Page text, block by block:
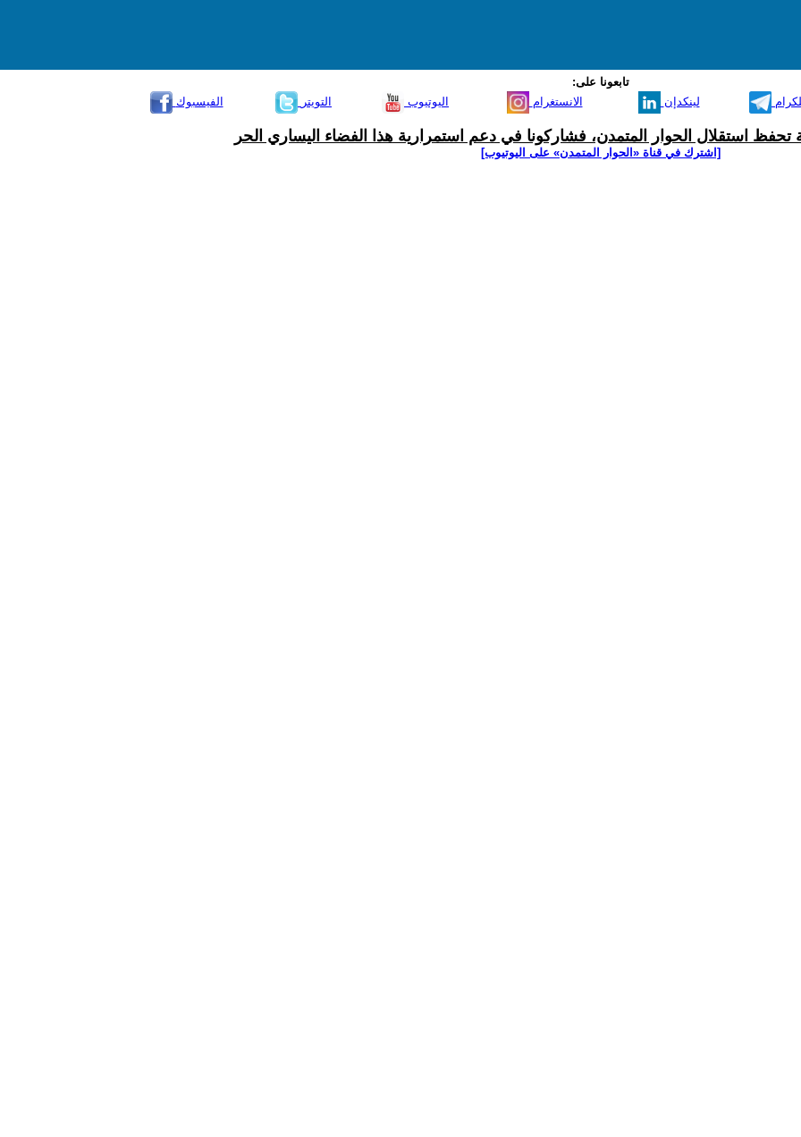
تابعونا على:
الفيسبوك
التويتر اليوتيوب الانستغرام لينكدإن
تحفظ استقلال الحوار المتمدن، فشاركونا في دعم استمرارية هذا الفضاء اليساري الحر
[اشترك في قناة ‫«الحوار المتمدن» على اليوتيوب]